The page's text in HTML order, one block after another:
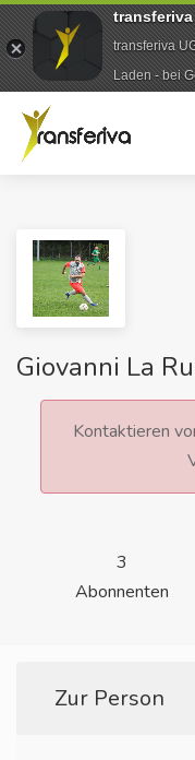
Giovanni La
Kontaktieren
3
Abonnenten
Zur Person
transferiva
Laden - bei